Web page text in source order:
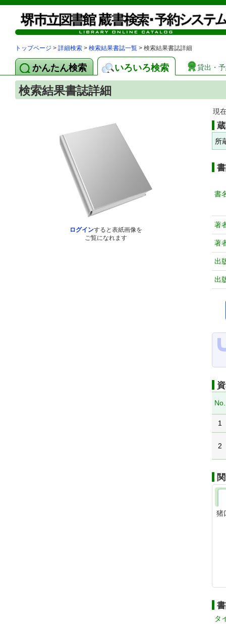
トップページ > 詳細検索 > 検索結果書誌一覧 > 検索結果書誌詳細
かんたん検索 いろいろ検索 貸出・
検索結果書誌詳細
ログインすると表紙画像を
ご覧になれます
現
所
書
著
著
出
出
No.
1
2
猪
タ